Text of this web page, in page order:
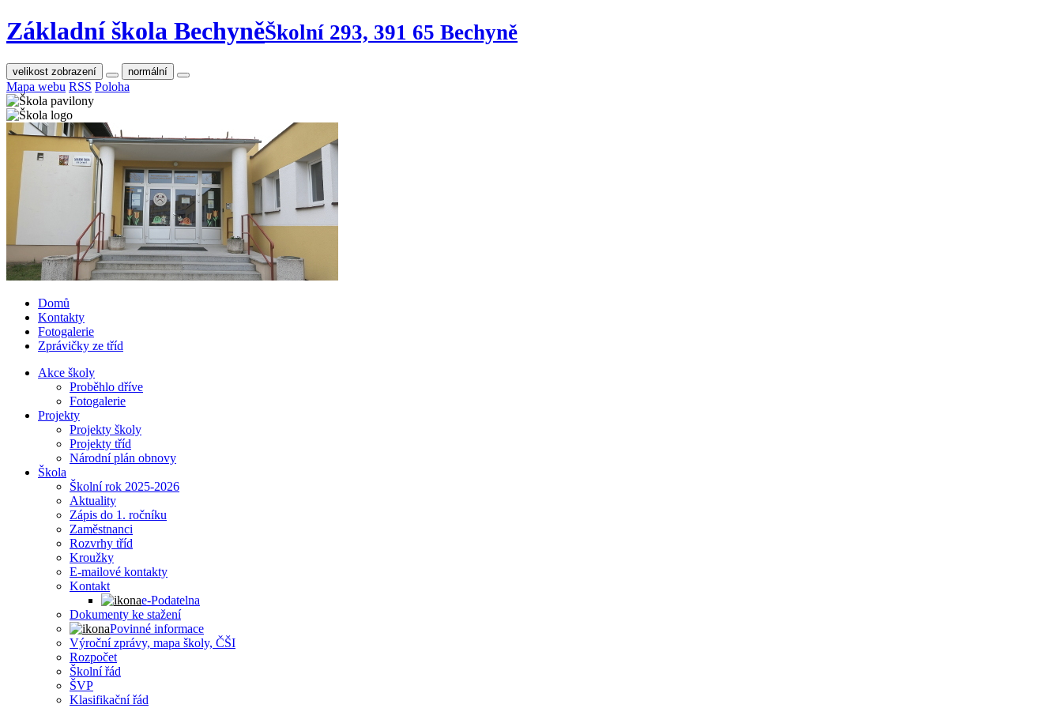
Základní škola BechyněŠkolní 293, 391 65 Bechyně
velikost zobrazení normální
Mapa webu RSS Poloha
Domů
Kontakty
Fotogalerie
Zprávičky ze tříd
Akce školy
Proběhlo dříve
Fotogalerie
Projekty
Projekty školy
Projekty tříd
Národní plán obnovy
Škola
Školní rok 2025-2026
Aktuality
Zápis do 1. ročníku
Zaměstnanci
Rozvrhy tříd
Kroužky
E-mailové kontakty
Kontakt
e-Podatelna
Dokumenty ke stažení
Povinné informace
Výroční zprávy, mapa školy, ČŠI
Rozpočet
Školní řád
ŠVP
Klasifikační řád